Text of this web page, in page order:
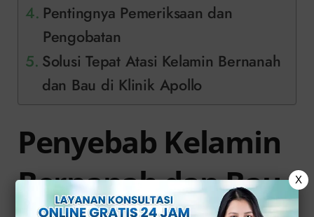
Pentingnya Pemeriksaan dan
Pengobatan
Solusi Tepat Atasi Kelamin Bernanah
dan Bau di Klinik Apollo
Penyebab Kelamin
Bernanah dan Bau
X